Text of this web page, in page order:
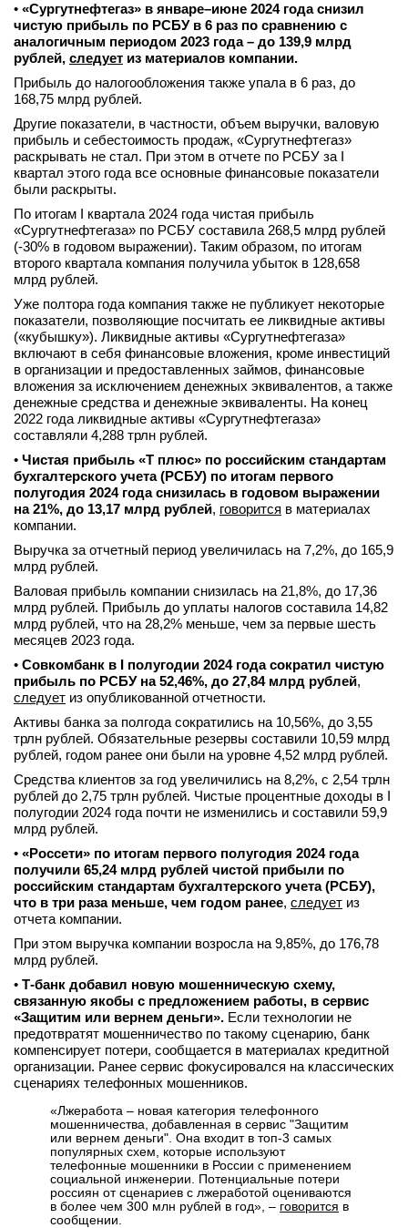
• «Сургутнефтегаз» в январе–июне 2024 года снизил
чистую прибыль по РСБУ в 6 раз по сравнению с
аналогичным периодом 2023 года – до 139,9 млрд
рублей, следует из материалов компании.
Прибыль до налогообложения также упала в 6 раз, до
168,75 млрд рублей.
Другие показатели, в частности, объем выручки, валовую
прибыль и себестоимость продаж, «Сургутнефтегаз»
раскрывать не стал. При этом в отчете по РСБУ за I
квартал этого года все основные финансовые показатели
были раскрыты.
По итогам I квартала 2024 года чистая прибыль
«Сургутнефтегаза» по РСБУ составила 268,5 млрд рублей
(-30% в годовом выражении). Таким образом, по итогам
второго квартала компания получила убыток в 128,658
млрд рублей.
Уже полтора года компания также не публикует некоторые
показатели, позволяющие посчитать ее ликвидные активы
(«кубышку»). Ликвидные активы «Сургутнефтегаза»
включают в себя финансовые вложения, кроме инвестиций
в организации и предоставленных займов, финансовые
вложения за исключением денежных эквивалентов, а также
денежные средства и денежные эквиваленты. На конец
2022 года ликвидные активы «Сургутнефтегаза»
составляли 4,288 трлн рублей.
• Чистая прибыль «Т плюс» по российским стандартам
бухгалтерского учета (РСБУ) по итогам первого
полугодия 2024 года снизилась в годовом выражении
на 21%, до 13,17 млрд рублей, говорится в материалах
компании.
Выручка за отчетный период увеличилась на 7,2%, до 165,9
млрд рублей.
Валовая прибыль компании снизилась на 21,8%, до 17,36
млрд рублей. Прибыль до уплаты налогов составила 14,82
млрд рублей, что на 28,2% меньше, чем за первые шесть
месяцев 2023 года.
• Совкомбанк в I полугодии 2024 года сократил чистую
прибыль по РСБУ на 52,46%, до 27,84 млрд рублей,
следует из опубликованной отчетности.
Активы банка за полгода сократились на 10,56%, до 3,55
трлн рублей. Обязательные резервы составили 10,59 млрд
рублей, годом ранее они были на уровне 4,52 млрд рублей.
Средства клиентов за год увеличились на 8,2%, с 2,54 трлн
рублей до 2,75 трлн рублей. Чистые процентные доходы в I
полугодии 2024 года почти не изменились и составили 59,9
млрд рублей.
• «Россети» по итогам первого полугодия 2024 года
получили 65,24 млрд рублей чистой прибыли по
российским стандартам бухгалтерского учета (РСБУ),
что в три раза меньше, чем годом ранее, следует из
отчета компании.
При этом выручка компании возросла на 9,85%, до 176,78
млрд рублей.
• Т-банк добавил новую мошенническую схему,
связанную якобы с предложением работы, в сервис
«Защитим или вернем деньги». Если технологии не
предотвратят мошенничество по такому сценарию, банк
компенсирует потери, сообщается в материалах кредитной
организации. Ранее сервис фокусировался на классических
сценариях телефонных мошенников.
«Лжеработа – новая категория телефонного
мошенничества, добавленная в сервис "Защитим
или вернем деньги". Она входит в топ-3 самых
популярных схем, которые используют
телефонные мошенники в России с применением
социальной инженерии. Потенциальные потери
россиян от сценариев с лжеработой оцениваются
в более чем 300 млн рублей в год», – говорится в
сообщении.